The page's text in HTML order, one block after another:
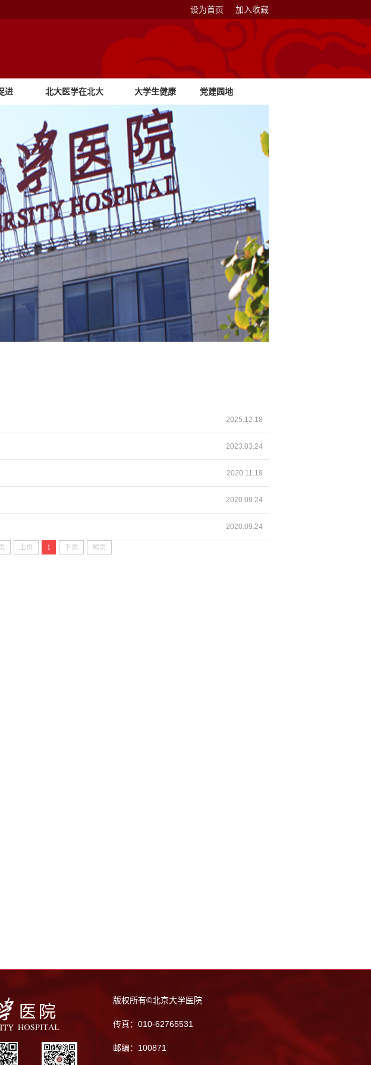
设为首页 加入收藏
进 北大医学在北大 大学生健康
教育
党建园地
2025.12.18
2023.03.24
2020.11.19
2020.09.24
2020.09.24
上页 1 下页 尾页
版权所有©北京大学医院
传真：010-62765531
邮编：100871